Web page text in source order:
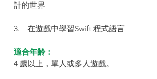
計的世界
3.    在遊戲中學習Swift 程式語言
適合年齡：
4 歲以上，單人或多人遊戲。